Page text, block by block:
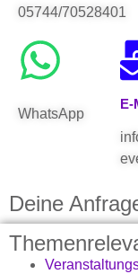
05744/70528401
WhatsApp
E-
Deine